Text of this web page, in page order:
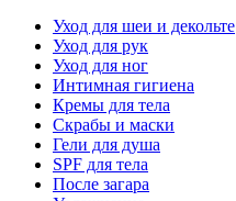
Уход для шеи и декольте
Уход для рук
Уход для ног
Интимная гигиена
Кремы для тела
Скрабы и маски
Гели для душа
SPF для тела
После загара